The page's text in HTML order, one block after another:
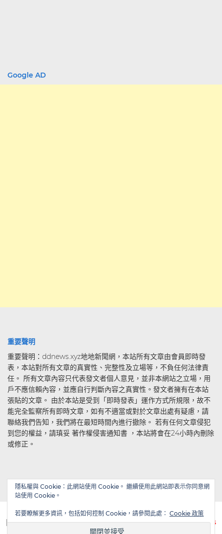
Google AD
重要聲明
重要聲明：ddnews.xyz地地新聞網，本站所有文章由會員即時發
表，本站對所有文章的真實性、完整性及立場等，不負任何法律責
任。 所有文章內容只代表發文者個人意見，並非本網站之立場，用
戶不應信賴內容，並應自行判斷內容之真實性。發文者擁有在本站
張貼的文章。 由於本站是受到「即時發表」運作方式所規限，故不
能完全監察所有即時文章，如有不適當或對於文章出處有疑慮，請
聯絡我們告知，我們將在最短時間內進行撤除。 若有任何文章侵犯
到您的權益，請瑱妥 著作權侵害通知書 ，本站將會在24小時內刪除
或修正。
| Powered byWordPress| Theme byTheBootstrapThemes
隱私權與 Cookie：此網站使用 Cookie。 繼續使用此網站即表示你同意網
站使用 Cookie。
若要瞭解更多資訊，包括如何控制 Cookie，請參閱此處： Cookie 政策